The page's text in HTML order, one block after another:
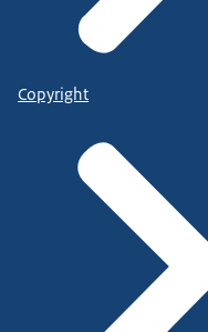
Copyright